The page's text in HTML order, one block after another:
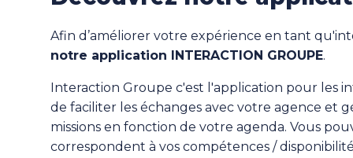
Afin d’améliorer votre expérience en tant
notre application INTERACTION GROUPE.
Interaction Groupe c'est l'application pour les
de faciliter les échanges avec votre agence et
missions en fonction de votre agenda. Vous
correspondent à vos compétences /